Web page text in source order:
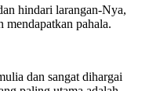
hindari larangan-Nya,
mendapatkan pahala.
dan sangat dihargai